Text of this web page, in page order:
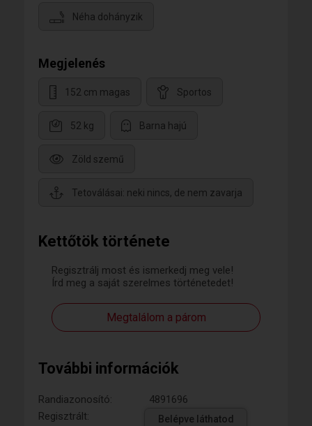
Kettőtök története
Regisztrálj most és ismerkedj meg vele!
Írd meg a saját szerelmes történetedet!
Megtalálom a párom
További információk
Randiazonosító:
4891696
Regisztrált:
Belépve láthatod
Néha dohányzik
Megjelenés
152 cm magas Sportos
52 kg Barna hajú
Zöld szemű
Tetoválásai: neki nincs, de nem zavarja